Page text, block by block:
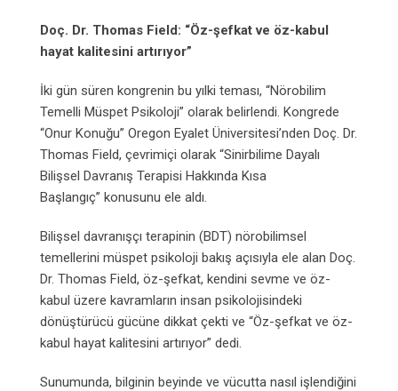
Doç. Dr. Thomas Field: “Öz-şefkat ve öz-kabul
hayat kalitesini artırıyor”
İki gün süren kongrenin bu yılki teması, “Nörobilim
Temelli Müspet Psikoloji” olarak belirlendi. Kongrede
“Onur Konuğu” Oregon Eyalet Üniversitesi’nden Doç. Dr.
Thomas Field, çevrimiçi olarak “Sinirbilime Dayalı
Bilişsel Davranış Terapisi Hakkında Kısa
Başlangıç” konusunu ele aldı.
Bilişsel davranışçı terapinin (BDT) nörobilimsel
temellerini müspet psikoloji bakış açısıyla ele alan Doç.
Dr. Thomas Field, öz-şefkat, kendini sevme ve öz-
kabul üzere kavramların insan psikolojisindeki
dönüştürücü gücüne dikkat çekti ve “Öz-şefkat ve öz-
kabul hayat kalitesini artırıyor” dedi.
Sunumunda, bilginin beyinde ve vücutta nasıl işlendiğini